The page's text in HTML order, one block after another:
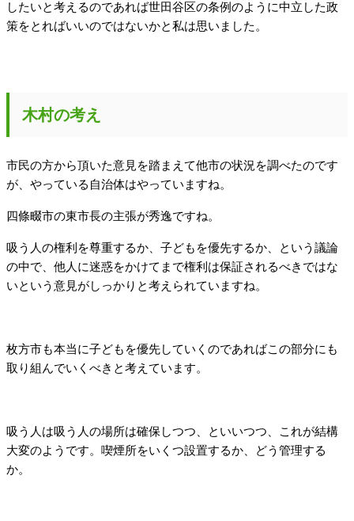
したいと考えるのであれば世田谷区の条例のように中立した政
策をとればいいのではないかと私は思いました。
木村の考え
市民の方から頂いた意見を踏まえて他市の状況を調べたのです
が、やっている自治体はやっていますね。
四條畷市の東市長の主張が秀逸ですね。
吸う人の権利を尊重するか、子どもを優先するか、という議論
の中で、他人に迷惑をかけてまで権利は保証されるべきではな
いという意見がしっかりと考えられていますね。
枚方市も本当に子どもを優先していくのであればこの部分にも
取り組んでいくべきと考えています。
吸う人は吸う人の場所は確保しつつ、といいつつ、これが結構
大変のようです。喫煙所をいくつ設置するか、どう管理する
か。